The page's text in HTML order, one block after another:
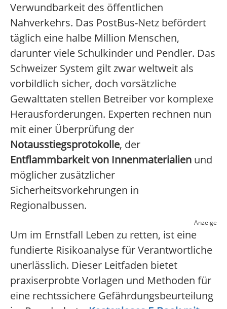
Verwundbarkeit des öffentlichen
Nahverkehrs. Das PostBus-Netz befördert
täglich eine halbe Million Menschen,
darunter viele Schulkinder und Pendler. Das
Schweizer System gilt zwar weltweit als
vorbildlich sicher, doch vorsätzliche
Gewalttaten stellen Betreiber vor komplexe
Herausforderungen. Experten rechnen nun
mit einer Überprüfung der
Notausstiegsprotokolle, der
Entflammbarkeit von Innenmaterialien und
möglicher zusätzlicher
Sicherheitsvorkehrungen in
Regionalbussen.
Anzeige
Um im Ernstfall Leben zu retten, ist eine
fundierte Risikoanalyse für Verantwortliche
unerlässlich. Dieser Leitfaden bietet
praxiserprobte Vorlagen und Methoden für
eine rechtssichere Gefährdungsbeurteilung